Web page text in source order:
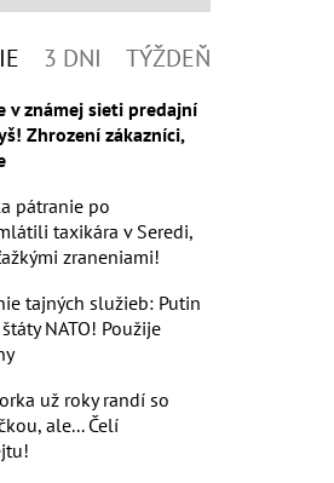
3 DNI TÝŽDEŇ
v známej sieti predajní
Zhrození zákazníci,
pátranie po
taxikára v Seredi,
zraneniami!
tajných služieb: Putin
NATO! Použije
už roky randí so
ale... Čelí